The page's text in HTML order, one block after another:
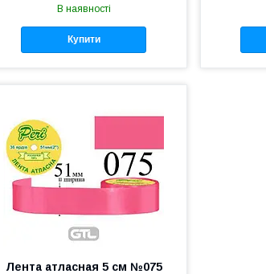
В наявності
Купити
Лента атласная 5 см №075